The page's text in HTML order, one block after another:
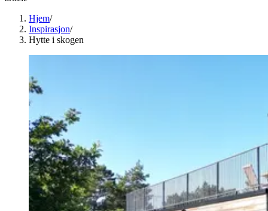
Hjem/
Inspirasjon/
Hytte i skogen